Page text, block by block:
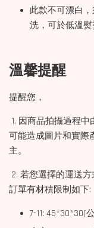
此款不可漂白
洗，可於低溫
溫馨提醒
提醒您，
1. 因商品拍攝過程中
可能造成圖片和實際
主。
2. 若您選擇的運送
訂單有材積限制如下:
7-11: 45*30*30(